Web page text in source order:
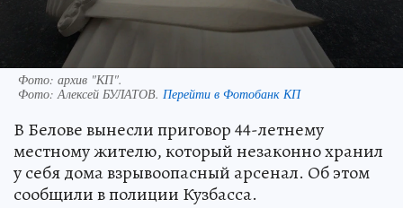
Фото: архив "КП".
Фото:Алексей БУЛАТОВ. Перейти в Фотобанк КП
В Белове вынесли приговор 44-летнему
местному жителю, который незаконно хранил
у себя дома взрывоопасный арсенал. Об этом
сообщили в полиции Кузбасса.